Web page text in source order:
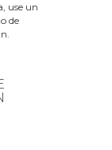
use un
de